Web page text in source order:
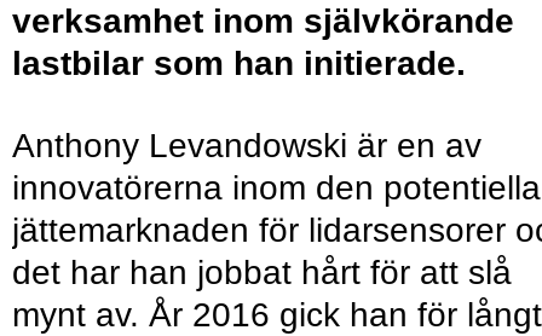
verksamhet inom självkörande
lastbilar som han initierade.
Anthony Levandowski är en av
innovatörerna inom den potentiella
jättemarknaden för lidarsensorer
det har han jobbat hårt för att slå
mynt av. År 2016 gick han för långt